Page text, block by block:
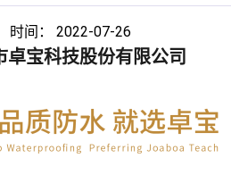
时间： 2022-07-26
卓宝科技股份有限公司